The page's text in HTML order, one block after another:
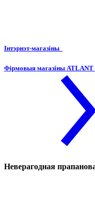
Інтэрнэт-магазіны
Фірмовыя магазіны ATLANT
Неверагодная